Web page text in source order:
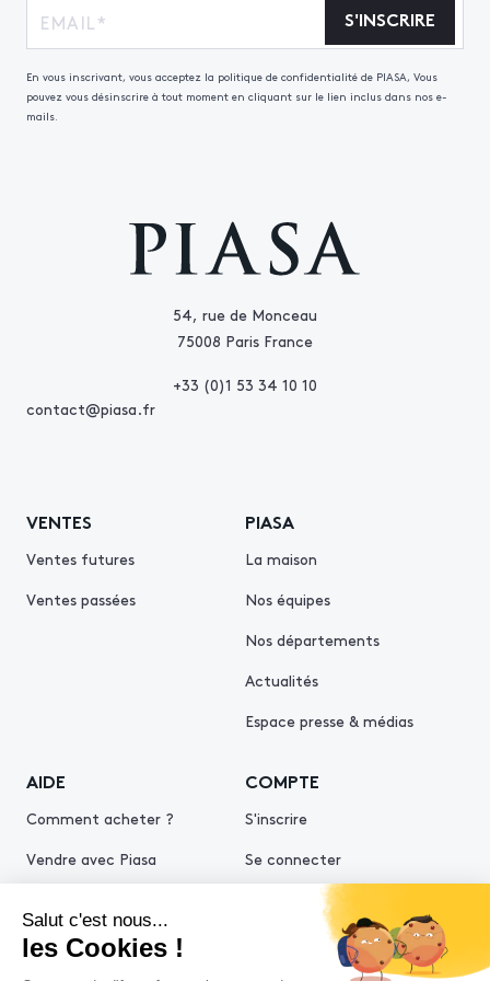
BIBLIOGRAPHIE : Clouzot, p. 84 -- Carteret, I, p. 233
54, rue de Monceau
75008 Paris France
+33 (0)1 53 34 10 10
contact@piasa.fr
VENTES
Ventes futures
Ventes passées
PIASA
La maison
Nos équipes
Nos départements
Actualités
Espace presse & médias
AIDE
Comment acheter ?
Vendre avec Piasa
COMPTE
S'inscrire
Se connecter
S'INSCRIRE
En vous inscrivant, vous acceptez la politique de confidentialité de PIASA, Vous
pouvez vous désinscrire à tout moment en cliquant sur le lien inclus dans nos e-
mails.